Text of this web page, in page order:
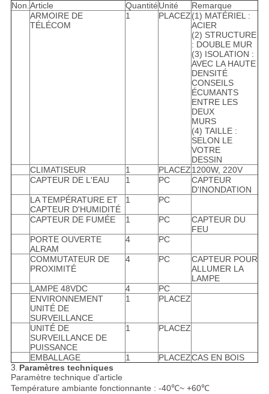
Non.Article QuantitéUnité
Remarque
ARMOIRE DE
TÉLÉCOM
1 PLACEZ(1) MATÉRIEL :
ACIER
(2) STRUCTURE
: DOUBLE MUR
(3) ISOLATION :
AVEC LA HAUTE
DENSITÉ
CONSEILS
ÉCUMANTS
ENTRE LES
DEUX
MURS
(4) TAILLE :
SELON LE
VOTRE
DESSIN
CLIMATISEUR
1 PLACEZ1200W, 220V
CAPTEUR DE L'EAU
1 PC
CAPTEUR
D'INONDATION
LA TEMPÉRATURE ET
CAPTEUR D'HUMIDITÉ
1 PC
CAPTEUR DE FUMÉE 1 PC
CAPTEUR DU
FEU
PORTE OUVERTE
ALRAM
4 PC
COMMUTATEUR DE
PROXIMITÉ
4 PC
CAPTEUR POUR
ALLUMER LA
LAMPE
LAMPE 48VDC
4
PC
ENVIRONNEMENT
UNITÉ DE
SURVEILLANCE
1 PLACEZ
UNITÉ DE
SURVEILLANCE DE
PUISSANCE
1 PLACEZ
EMBALLAGE 1 PLACEZCAS EN BOIS
3. Paramètres techniques
Paramètre technique d'article
Température ambiante fonctionnante : -40℃~ +60℃